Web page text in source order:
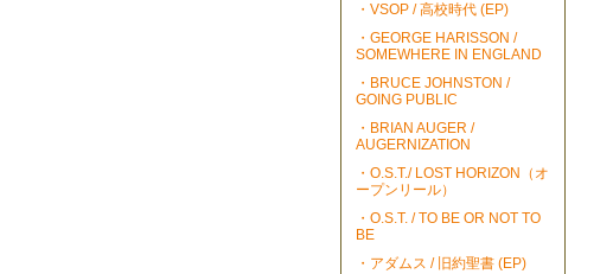
・VSOP / 高校時代 (EP)
・GEORGE HARISSON /
SOMEWHERE IN ENGLAND
・BRUCE JOHNSTON /
GOING PUBLIC
・BRIAN AUGER /
AUGERNIZATION
・O.S.T./ LOST HORIZON（オ
ープンリール）
・O.S.T. / TO BE OR NOT TO
BE
・アダムス / 旧約聖書 (EP)